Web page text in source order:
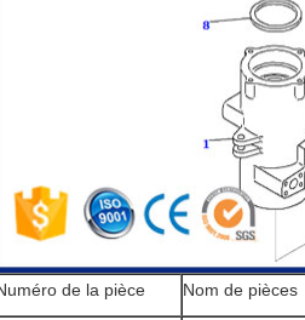
de la pièce Nom de pièces